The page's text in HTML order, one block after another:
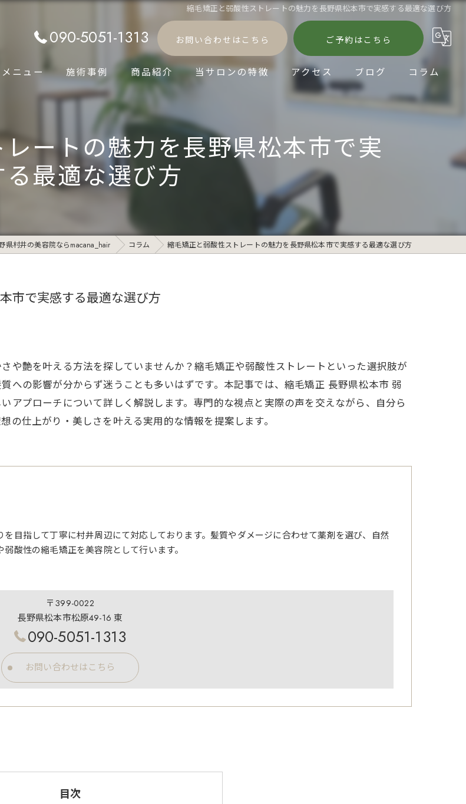
縮毛矯正と弱酸性ストレートの魅力を長野県松本市で実感する最適な選び方
090-5051-1313 お問い合わせはこちら ご予約はこちら
メニュー 施術事例 商品紹介 当サロンの特徴
縮毛矯正
アクセス ブログ コラム
ートの魅力を長野県松本市で実
最適な選び方
県村井の美容院ならmacana_hair コラム 縮毛矯正と弱酸性ストレートの魅力を長野県松本市で実感する最適な選び方
市で実感する最適な選び方
や艶を叶える方法を探していませんか？縮毛矯正や弱酸性ストレートといった選択肢が
への影響が分からず迷うことも多いはずです。本記事では、縮毛矯正 長野県松本市 弱
アプローチについて詳しく解説します。専門的な視点と実際の声を交えながら、自分ら
の仕上がり・美しさを叶える実用的な情報を提案します。
目指して丁寧に村井周辺にて対応しております。髪質やダメージに合わせて薬剤を選び、自然
酸性の縮毛矯正を美容院として行います。
〒399-0022
長野県松本市松原49-16 東
090-5051-1313
お問い合わせはこちら
目次